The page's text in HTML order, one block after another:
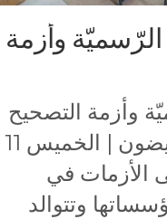
الرّسميّة وأزمة
وأزمة التصحيح
الكاتب: د. خليل بيضون | الخميس 11
تتوالى الأزمات في
وتتوالد